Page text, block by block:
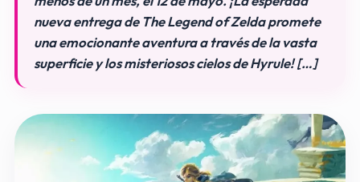
nueva entrega de The Legend of Zelda promete
una emocionante aventura a través de la vasta
superficie y los misteriosos cielos de Hyrule! […]